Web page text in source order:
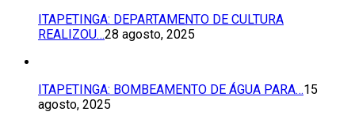
ITAPETINGA: DEPARTAMENTO DE CULTURA
REALIZOU…28 agosto, 2025
ITAPETINGA: BOMBEAMENTO DE ÁGUA PARA…15
agosto, 2025